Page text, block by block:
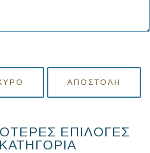
ΑΠΟΣΤΟΛΉ
ΕΠΙΛΟΓΕΣ